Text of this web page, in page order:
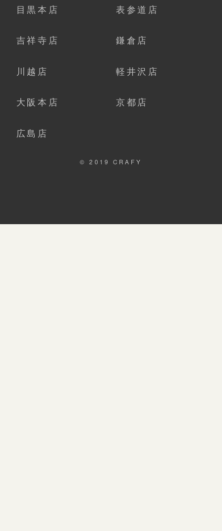
目黒本店 表参道店
吉祥寺店 鎌倉店
川越店 軽井沢店
大阪本店 京都店
広島店
© 2019 CRAFY